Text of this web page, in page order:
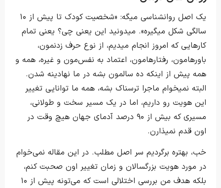
یک اصل روانشناسی میگه: «شخصیت کودک تا پیش از ۱۰
سالگی شکل میگیره». میدونید این یعنی چی؟ یعنی تمام
کارهایی که امروز انجام میدیم، از نوع حرف زدنمون،
باورهامون، رفتارهامون، اعتماد به نفس‌مون و غیره، همه‌ و
همه پیش از اینکه ده سالمون بشه در ما نهادینه شدن.
البته نمیخوام ماجرا ترسناک بشه، همه ما توانایی تغییر
این هویت رو داریم، اما در یک مسیر سخت و طولانی،
مسیری که بیش از ۹۰ درصد آدمای جهان هیچ وقت در
اون قدم نمیذارن.
خب، بهتره برگردیم سر اصل مطلب. در این مقاله نمی‌خوام
در مورد هویت بزرگسالان و زمان تغییر اون صحبت کنم،
بلکه هدف من بررسی اختلالی است که می‌تونه پیش از ۱۰